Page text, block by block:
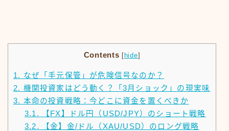
Contents [ hide]
1. なぜ「手元保管」が危険信号なのか？
2. 機関投資家はどう動く？「3月ショック」の現実味
3. 本命の投資戦略：今どこに資金を置くべきか
3.1.
【FX】ドル円（USD/JPY）のショート戦略
3.2.
【金】金/ドル（XAU/USD）のロング戦略